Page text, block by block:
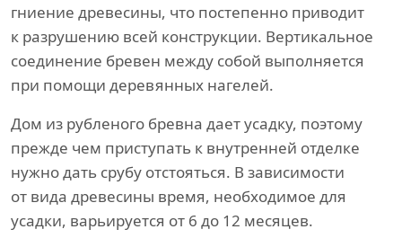
гниение древесины, что постепенно приводит
к разрушению всей конструкции. Вертикальное
соединение бревен между собой выполняется
при помощи деревянных нагелей.
Дом из рубленого бревна дает усадку, поэтому
прежде чем приступать к внутренней отделке
нужно дать срубу отстояться. В зависимости
от вида древесины время, необходимое для
усадки, варьируется от 6 до 12 месяцев.